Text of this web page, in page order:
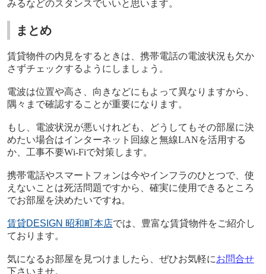
みるなどのスタンスでいいと思います。
まとめ
賃貸物件の内見をするときは、携帯電話の電波状況も欠か
さずチェックするようにしましょう。
電波は位置や高さ、向きなどにもよって異なりますから、
隅々まで確認することが重要になります。
もし、電波状況が悪いけれども、どうしてもその部屋に決
めたい場合はインターネット回線と無線LANを活用する
か、工事不要Wi-Fiで対策します。
携帯電話やスマートフォンは今やインフラのひとつで、使
えないことは死活問題ですから、確実に使用できるところ
でお部屋を決めたいですね。
賃貸DESIGN 昭和町本店では、豊富な賃貸物件をご紹介し
ております。
気になるお部屋を見つけましたら、ぜひお気軽にお問合せ
下さい ませ。